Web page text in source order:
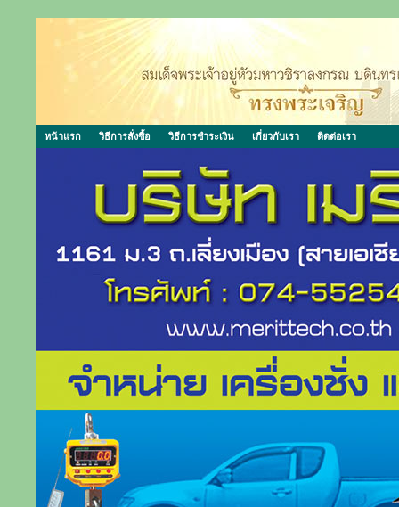
หน้าแรก วิธีการสั่งซื้อ วิธีการชำระเงิน เกี่ยวกับเรา ติดต่อเรา